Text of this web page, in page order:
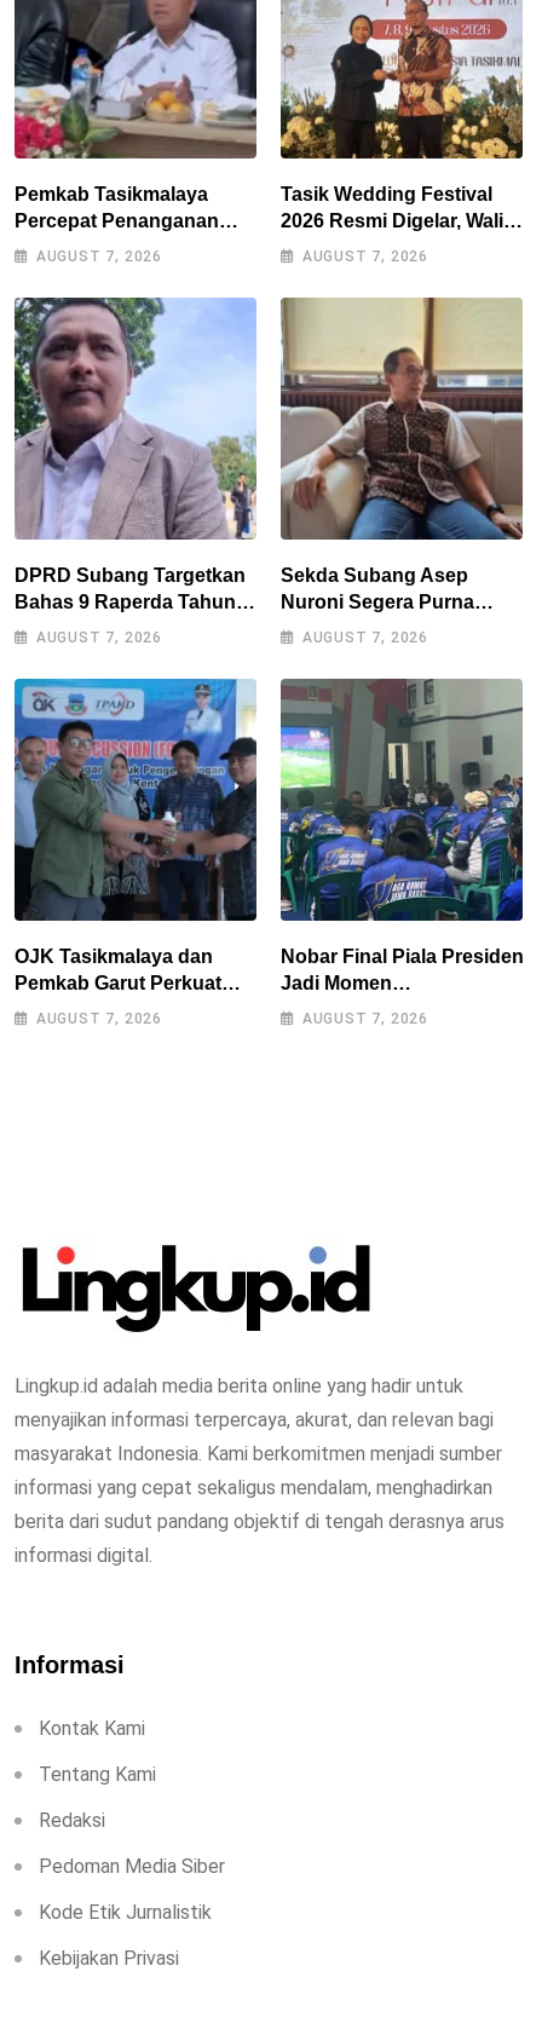
Pemkab Tasikmalaya
Percepat Penanganan
Kekeringan, Sumur Bor
Prioritas
AUGUST 7, 2026
Tasik Wedding Festival
2026 Resmi Digelar, Wali
Kota Optimistis
Lampaui Rp15 Miliar
AUGUST 7, 2026
DPRD Subang Targetkan
Bahas 9 Raperda Tahun
Ini, Naskah Akademik Jadi
AUGUST 7, 2026
Sekda Subang Asep
Nuroni Segera Purna
Tugas, Berharap Tak Ada
AUGUST 7, 2026
OJK Tasikmalaya dan
Pemkab Garut Perkuat
Akses Pembiayaan Petani
AUGUST 7, 2026
Nobar Final Piala Presiden
Jadi Momen
Kebersamaan, Polres
AUGUST 7, 2026
Lingkup.id adalah media berita online yang hadir untuk
menyajikan informasi terpercaya, akurat, dan relevan bagi
masyarakat Indonesia. Kami berkomitmen menjadi sumber
informasi yang cepat sekaligus mendalam, menghadirkan
berita dari sudut pandang objektif di tengah derasnya arus
informasi digital.
Informasi
Kontak Kami
Tentang Kami
Redaksi
Pedoman Media Siber
Kode Etik Jurnalistik
Kebijakan Privasi